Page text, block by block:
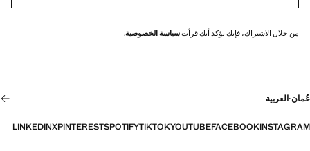
من خلال الاشتراك، فإنك تؤكد أنك قرأتسياسة الخصوصية.
عُمان·العربية
INSTAGRAM
FACEBOOK
YOUTUBE
TIKTOK
SPOTIFY
PINTEREST
X
LINKEDIN